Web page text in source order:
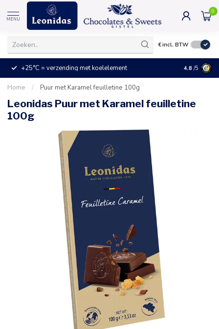
MENU
0
€incl. BTW
+25°C = verzending met koelelement Kleine
4.8 /5
Home / Puur met Karamel feuilletine 100g
Leonidas Puur met Karamel feuilletine
100g